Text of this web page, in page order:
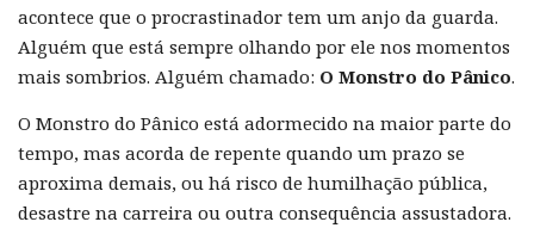
acontece que o procrastinador tem um anjo da guarda.
Alguém que está sempre olhando por ele nos momentos
mais sombrios. Alguém chamado: O Monstro do Pânico.
O Monstro do Pânico está adormecido na maior parte do
tempo, mas acorda de repente quando um prazo se
aproxima demais, ou há risco de humilhação pública,
desastre na carreira ou outra consequência assustadora.